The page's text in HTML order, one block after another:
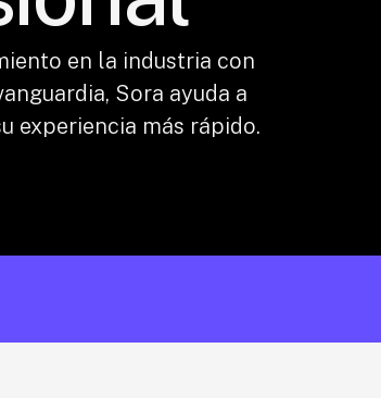
en la industria con
Sora ayuda a
experiencia más rápido.